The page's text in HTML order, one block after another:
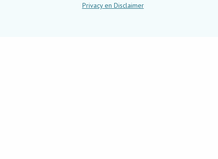
Privacy en Disclaimer